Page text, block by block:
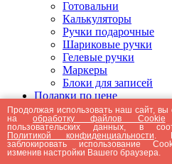
Готовальни
Калькуляторы
Ручки подарочные
Шариковые ручки
Гелевые ручки
Маркеры
Блоки для записей
Подарки по цене
Подарки от 5000
Подарки до 5000
Подарки до 3000
Подарки до 2000
Подарки до 1000
Продолжая использовать наш сайт, вы
наобработку файлов Cookie
пользовательских данных, в
Политикой конфиденциальности .
заблокировать использование
изменив настройки Вашего браузера.